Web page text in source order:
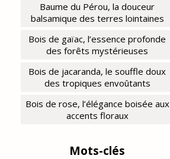
Baume du Pérou, la douceur
balsamique des terres lointaines
Bois de gaïac, l’essence profonde
des forêts mystérieuses
Bois de jacaranda, le souffle doux
des tropiques envoûtants
Bois de rose, l’élégance boisée aux
accents floraux
Mots-clés